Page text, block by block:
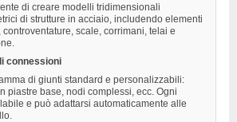
di creare modelli tridimensionali
di strutture in acciaio, includendo elementi
scale, corrimani, telai e
connessioni
di giunti standard e personalizzabili:
piastre base, nodi complessi, ecc. Ogni
e può adattarsi automaticamente alle